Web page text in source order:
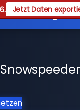
Jetzt Daten